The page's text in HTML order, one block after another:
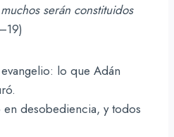
serán constituidos
lo que Adán
desobediencia, y todos